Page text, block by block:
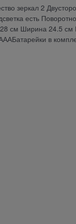
зеркал 2
есть
28 см Ширина 24.5 см
в